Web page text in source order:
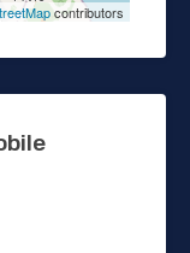
contributors